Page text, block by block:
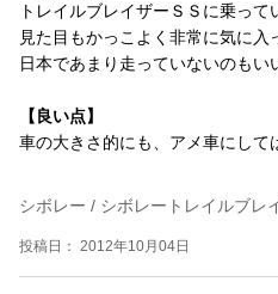
トレイルブレイザーＳＳに乗って
見た目もかっこよく非常に気に入
日本であまり走っていないのもい
【良い点】
車の大きさ的にも、アメ車にして
シボレー / シボレートレイルブレ
投稿日： 2012年10月04日